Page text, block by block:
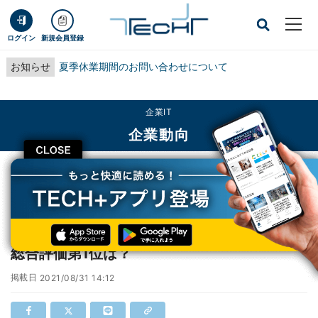
ログイン 新規会員登録
お知らせ 夏季休業期間のお問い合わせについて
CLOSE
企業IT
企業動向
TECH+ 企業IT
企業動向
コンサルティング会社11社の働き方を比較、総合評価第1位は？
コンサルティング会社11社の働き方を比較、
総合評価第1位は？
掲載日 2021/08/31 14:12